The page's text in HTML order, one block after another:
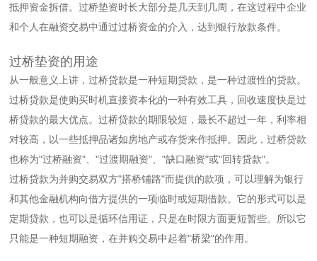
抵押资金拆借。过桥垫资时长大部分是几天到几周，在这过程中企业
和个人在融资交易中通过过桥资金的介入，达到银行放款条件。
过桥垫资的用途
从一般意义上讲，过桥贷款是一种短期贷款，是一种过渡性的贷款。
过桥贷款是使购买时机直接资本化的一种有效工具，回收速度快是过
桥贷款的最大优点。过桥贷款的期限较短，最长不超过一年，利率相
对较高，以一些抵押品诸如房地产或存货来作抵押。因此，过桥贷款
也称为"过桥融资"、"过渡期融资"、"缺口融资"或"回转贷款"。
过桥贷款为并购交易双方"搭桥铺路"而提供的款项，可以理解为银行
和其他金融机构向借方提供的一项临时或短期借款。它的形式可以是
定期贷款，也可以是循环信用证，只是在时限方面更短暂些。所以它
只能是一种短期融资，在并购交易中起着"桥梁"的作用。